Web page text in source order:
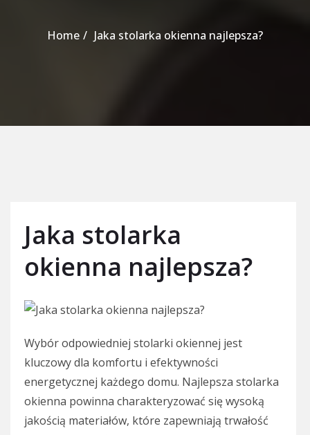
Home Jaka stolarka okienna najlepsza?
Jaka stolarka
okienna najlepsza?
Wybór odpowiedniej stolarki okiennej jest
kluczowy dla komfortu i efektywności
energetycznej każdego domu. Najlepsza stolarka
okienna powinna charakteryzować się wysoką
jakością materiałów, które zapewniają trwałość